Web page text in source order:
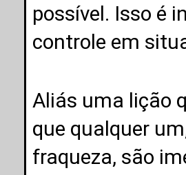
possível. Isso é
controle em
Aliás uma lição
que qualquer
fraqueza, são